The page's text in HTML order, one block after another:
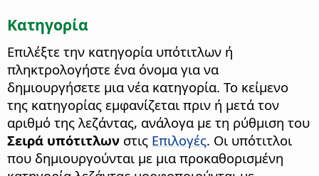
Κατηγορία
Επιλέξτε την κατηγορία υπότιτλων ή
πληκτρολογήστε ένα όνομα για να
δημιουργήσετε μια νέα κατηγορία. Το κείμενο
της κατηγορίας εμφανίζεται πριν ή μετά τον
αριθμό της λεζάντας, ανάλογα με τη ρύθμιση του
Σειρά υπότιτλων στις Επιλογές. Οι υπότιτλοι
που δημιουργούνται με μια προκαθορισμένη